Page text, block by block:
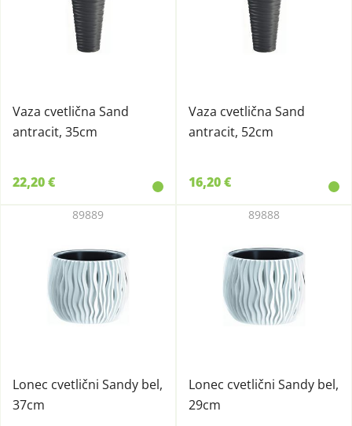
Vaza cvetlična Sand
antracit, 35cm
22,20 €
Vaza cvetlična Sand
antracit, 52cm
16,20 €
Lonec cvetlični Sandy bel,
37cm
89889
Lonec cvetlični Sandy bel,
29cm
89888